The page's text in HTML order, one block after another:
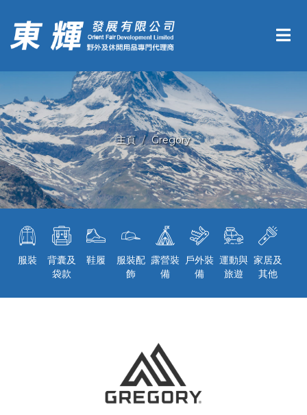
主頁 Gregory
服裝
背囊及
袋款
鞋履
服裝配
飾
露營裝
備
戶外裝
備
運動與
旅遊
家居及
其他